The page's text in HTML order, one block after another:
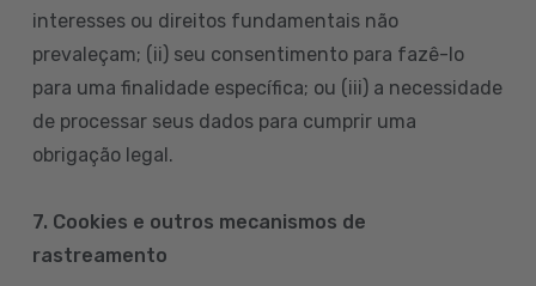
interesses ou direitos fundamentais não
prevaleçam; (ii) seu consentimento para fazê-lo
para uma finalidade específica; ou (iii) a necessidade
de processar seus dados para cumprir uma
obrigação legal.
7. Cookies e outros mecanismos de
rastreamento